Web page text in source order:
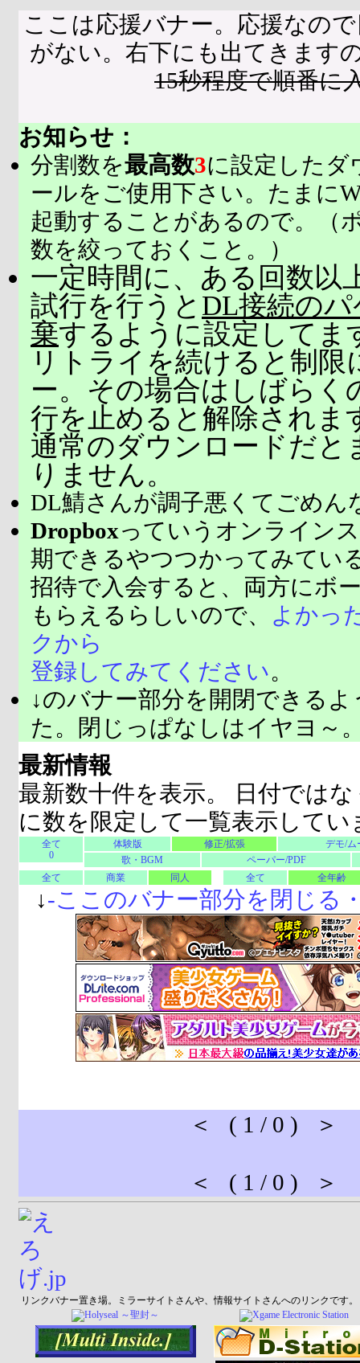
ここは応援バナー。応援なの
がない。右下にも出てきます
15秒程度で順番に
お知らせ：
分割数を最高数3に設定したダ
ールをご使用下さい。たまに
起動することがあるので。（
数を絞っておくこと。）
一定時間に、ある回数以
試行を行うと DL接続の
棄するように設定してま
リトライを続けると制限
ー。その場合はしばらく
行を止めると解除されま
通常のダウンロードだと
りません。
DL鯖さんが調子悪くてごめん
Dropboxっていうオンライン
期できるやつつかってみてい
招待で入会すると、両方にボ
もらえるらしいので、
よかっ
クから
登録してみてください。
↓のバナー部分を開閉できる
た。閉じっぱなしはイヤヨ～
最新情報
最新数十件を表示。 日付では
に数を限定して一覧表示してい
全て
0
体験版 修正/拡張
デモ/ム
歌・BGM
ペーパー/PDF
全て
商業 同人 全て 全年齢
↓-ここのバナー部分を閉じる
＜ ( 1 / 0 ) ＞
＜ ( 1 / 0 ) ＞
リンクバナー置き場。ミラーサイトさんや、情報サイトさんへのリンクです。